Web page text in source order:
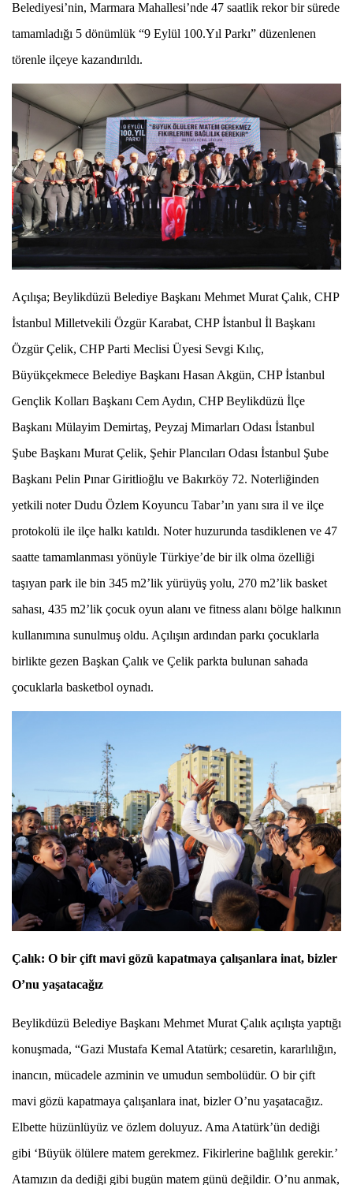
Belediyesi’nin, Marmara Mahallesi’nde 47 saatlik rekor bir sürede
tamamladığı 5 dönümlük “9 Eylül 100.Yıl Parkı” düzenlenen
törenle ilçeye kazandırıldı.
Açılışa; Beylikdüzü Belediye Başkanı Mehmet Murat Çalık, CHP
İstanbul Milletvekili Özgür Karabat, CHP İstanbul İl Başkanı
Özgür Çelik, CHP Parti Meclisi Üyesi Sevgi Kılıç,
Büyükçekmece Belediye Başkanı Hasan Akgün, CHP İstanbul
Gençlik Kolları Başkanı Cem Aydın, CHP Beylikdüzü İlçe
Başkanı Mülayim Demirtaş, Peyzaj Mimarları Odası İstanbul
Şube Başkanı Murat Çelik, Şehir Plancıları Odası İstanbul Şube
Başkanı Pelin Pınar Giritlioğlu ve Bakırköy 72. Noterliğinden
yetkili noter Dudu Özlem Koyuncu Tabar’ın yanı sıra il ve ilçe
protokolü ile ilçe halkı katıldı. Noter huzurunda tasdiklenen ve 47
saatte tamamlanması yönüyle Türkiye’de bir ilk olma özelliği
taşıyan park ile bin 345 m2’lik yürüyüş yolu, 270 m2’lik basket
sahası, 435 m2’lik çocuk oyun alanı ve fitness alanı bölge halkının
kullanımına sunulmuş oldu. Açılışın ardından parkı çocuklarla
birlikte gezen Başkan Çalık ve Çelik parkta bulunan sahada
çocuklarla basketbol oynadı.
Çalık: O bir çift mavi gözü kapatmaya çalışanlara inat, bizler
O’nu yaşatacağız
Beylikdüzü Belediye Başkanı Mehmet Murat Çalık açılışta yaptığı
konuşmada, “Gazi Mustafa Kemal Atatürk; cesaretin, kararlılığın,
inancın, mücadele azminin ve umudun sembolüdür. O bir çift
mavi gözü kapatmaya çalışanlara inat, bizler O’nu yaşatacağız.
Elbette hüzünlüyüz ve özlem doluyuz. Ama Atatürk’ün dediği
gibi ‘Büyük ölülere matem gerekmez. Fikirlerine bağlılık gerekir.’
Atamızın da dediği gibi bugün matem günü değildir. O’nu anmak,